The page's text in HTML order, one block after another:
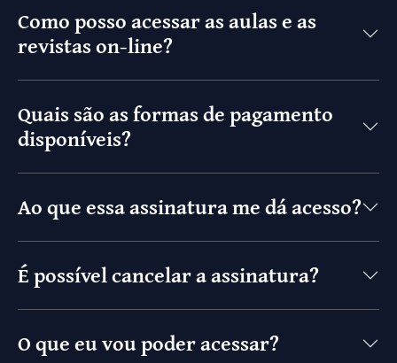
Como posso acessar as aulas e as
revistas on-line?
Quais são as formas de pagamento
disponíveis?
Ao que essa assinatura me dá acesso?
É possível cancelar a assinatura?
O que eu vou poder acessar?